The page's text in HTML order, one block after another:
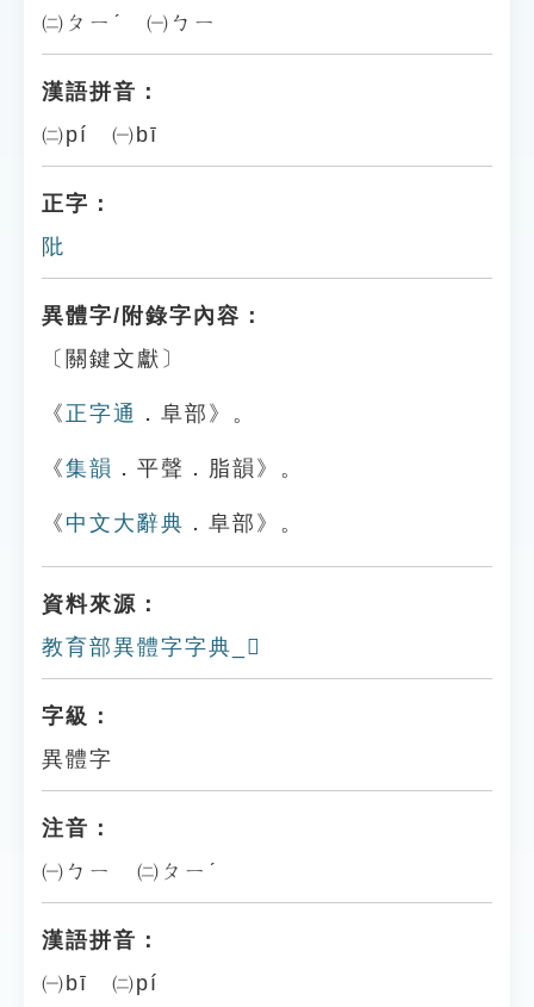
㈡ㄆㄧˊ ㈠ㄅㄧ
漢語拼音：
㈡pí ㈠bī
正字：
阰
異體字/附錄字內容：
〔關鍵文獻〕
《 正字通 ．阜部》。
《集韻 ．平聲．脂韻》。
《 中文大辭典 ．阜部》。
資料來源：
教育部異體字字典_𨻀
字級：
異體字
注音：
㈠ㄅㄧ ㈡ㄆㄧˊ
漢語拼音：
㈠bī ㈡pí